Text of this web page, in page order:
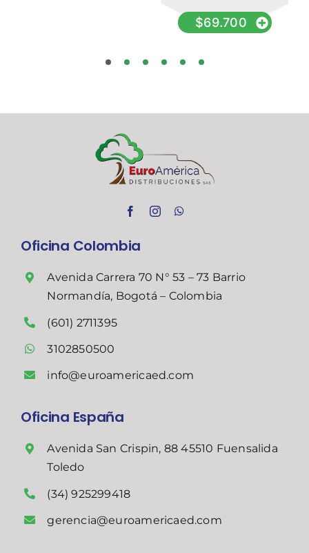
$69.700
Oficina Colombia
Avenida Carrera 70 N° 53 – 73 Barrio
Normandía, Bogotá – Colombia
(601) 2711395
3102850500
info@euroamericaed.com
Oficina España
Avenida San Crispin, 88 45510 Fuensalida
Toledo
(34) 925299418
gerencia@euroamericaed.com